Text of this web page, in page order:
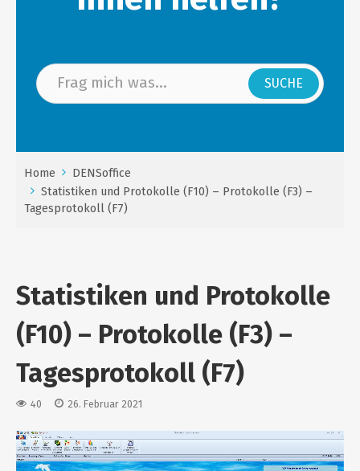
Home
DENSoffice
Statistiken und Protokolle (F10) – Protokolle (F3) –
Tagesprotokoll (F7)
Statistiken und Protokolle
(F10) – Protokolle (F3) –
Tagesprotokoll (F7)
40 26. Februar 2021